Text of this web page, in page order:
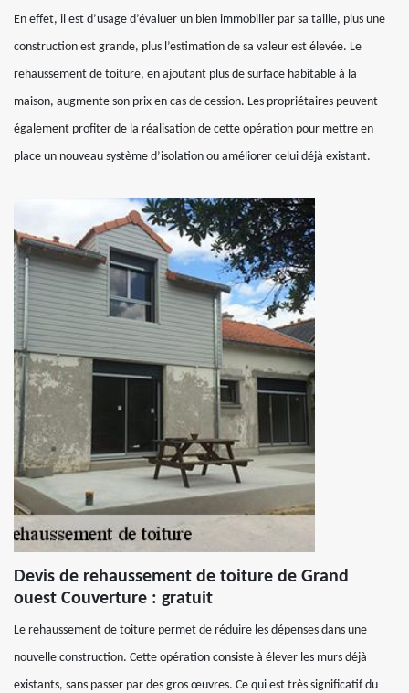
En effet, il est d’usage d’évaluer un bien immobilier par sa taille, plus une
construction est grande, plus l’estimation de sa valeur est élevée. Le
rehaussement de toiture, en ajoutant plus de surface habitable à la
maison, augmente son prix en cas de cession. Les propriétaires peuvent
également profiter de la réalisation de cette opération pour mettre en
place un nouveau système d’isolation ou améliorer celui déjà existant.
Devis de rehaussement de toiture de Grand
ouest Couverture : gratuit
Le rehaussement de toiture permet de réduire les dépenses dans une
nouvelle construction. Cette opération consiste à élever les murs déjà
existants, sans passer par des gros œuvres. Ce qui est très significatif du